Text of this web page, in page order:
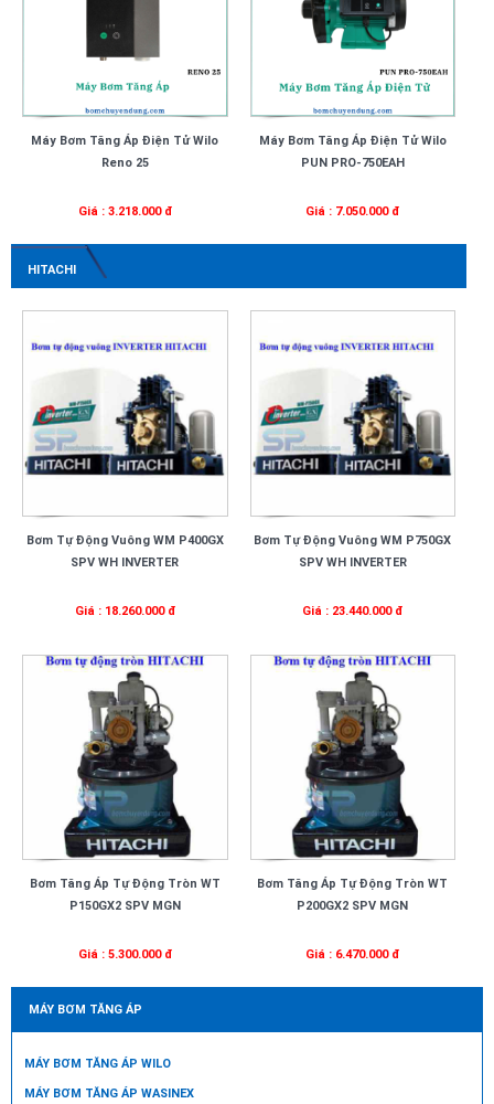
Máy Bơm Tăng Áp Điện Tử Wilo
Reno 25
Giá : 3.218.000 đ
Máy Bơm Tăng Áp Điện Tử Wilo
PUN PRO-750EAH
Giá : 7.050.000 đ
HITACHI
Bơm Tự Động Vuông WM P400GX
SPV WH INVERTER
Giá : 18.260.000 đ
Bơm Tự Động Vuông WM P750GX
SPV WH INVERTER
Giá : 23.440.000 đ
Bơm Tăng Áp Tự Động Tròn WT
P150GX2 SPV MGN
Giá : 5.300.000 đ
Bơm Tăng Áp Tự Động Tròn WT
P200GX2 SPV MGN
Giá : 6.470.000 đ
MÁY BƠM TĂNG ÁP
MÁY BƠM TĂNG ÁP WILO
MÁY BƠM TĂNG ÁP WASINEX